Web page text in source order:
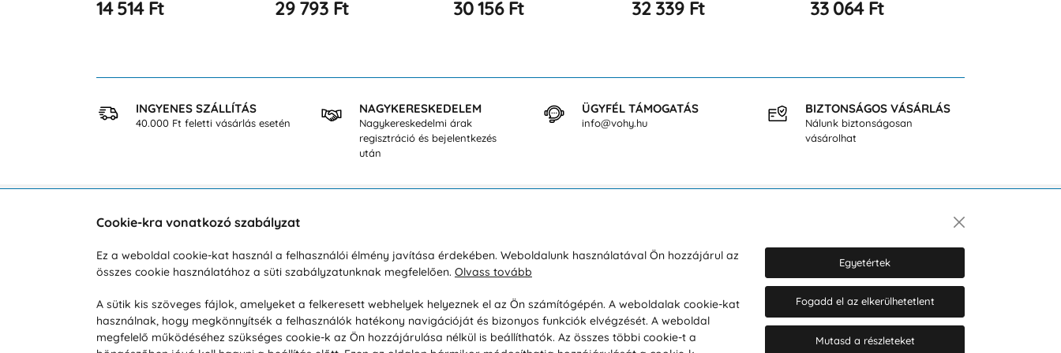
29 793 Ft 30 156 Ft 32 339 Ft 33 064 Ft 41 068 Ft
INGYENES SZÁLLÍTÁS
40.000 Ft feletti vásárlás esetén
NAGYKERESKEDELEM
Nagykereskedelmi árak
regisztráció és bejelentkezés
után
ÜGYFÉL TÁMOGATÁS
info@vohy.hu
BIZTONSÁGOS VÁSÁRLÁS
Nálunk biztonságosan
vásárolhat
Hétköznap 8:00-tól 16:00-ig
info@vohy.hu
Reklamáció / Áru visszaküldése
Szállítás és fizetés
Üzleti feltételek
Visszaküldési politika
Társaságról
Magánélet
Tanácsadó iroda
Hozzájárulok a személyes adatok
marketing célú kezeléséhez.
Személyes adatok védelmére
Cookie-kra vonatkozó szabályzat
Ez a weboldal cookie-kat használ a felhasználói élmény javítása érdekében. Weboldalunk használatával Ön hozzájárul az
összes cookie használatához a süti szabályzatunknak megfelelően. Olvass tovább
A sütik kis szöveges fájlok, amelyeket a felkeresett webhelyek helyeznek el az Ön számítógépén. A weboldalak cookie-kat
használnak, hogy megkönnyítsék a felhasználók hatékony navigációját és bizonyos funkciók elvégzését. A weboldal
megfelelő működéséhez szükséges cookie-k az Ön hozzájárulása nélkül is beállíthatók. Az összes többi cookie-t a
Egyetértek
Fogadd el az elkerülhetetlent
Mutasd a részleteket